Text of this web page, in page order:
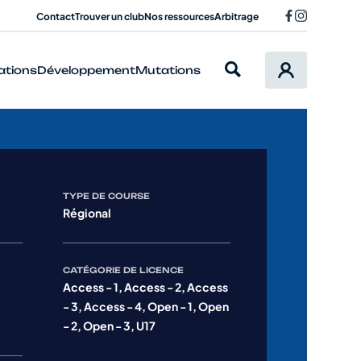
ContactTrouver un clubNos ressourcesArbitrage
DéveloppementMutations
TYPE DE COURSE
Régional
CATÉGORIE DE LICENCE
Access - 1, Access - 2, Access
- 3, Access - 4, Open - 1, Open
- 2, Open - 3, U17